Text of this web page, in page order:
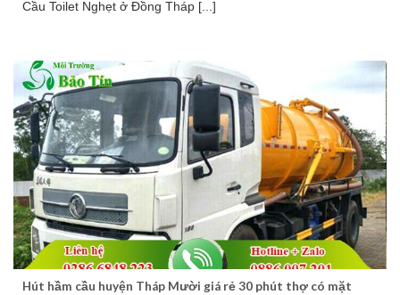
Cầu Toilet Nghẹt ở Đồng Tháp [...]
Hút hầm cầu huyện Tháp Mười giá rẻ 30 phút thợ có mặt